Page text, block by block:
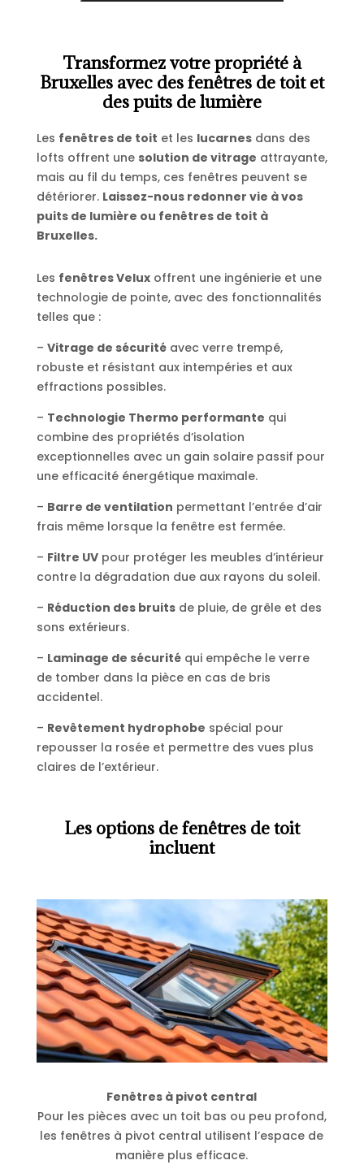
Transformez votre propriété à
Bruxelles avec des fenêtres de toit et
des puits de lumière
Les fenêtres de toit et les lucarnesdans des
lofts offrent une solution de vitrage attrayante,
mais au fil du temps, ces fenêtres peuvent se
détériorer. Laissez-nous redonner vie à vos
puits de lumière ou fenêtres de toit à
Bruxelles.
Les fenêtres Veluxoffrent une ingénierie et une
technologie de pointe, avec des fonctionnalités
telles que :
– Vitrage de sécuritéavec verre trempé,
robuste et résistant aux intempéries et aux
effractions possibles.
– Technologie Thermo performante qui
combine des propriétés d’isolation
exceptionnelles avec un gain solaire passif pour
une efficacité énergétique maximale.
– Barre de ventilation permettant l’entrée d’air
frais même lorsque la fenêtre est fermée.
– Filtre UVpour protéger les meubles d’intérieur
contre la dégradation due aux rayons du soleil.
– Réduction des bruitsde pluie, de grêle et des
sons extérieurs.
– Laminage de sécuritéqui empêche le verre
de tomber dans la pièce en cas de bris
accidentel.
– Revêtement hydrophobe spécial pour
repousser la rosée et permettre des vues plus
claires de l’extérieur.
Les options de fenêtres de toit
incluent
Fenêtres à pivot central
Pour les pièces avec un toit bas ou peu profond,
les fenêtres à pivot central utilisent l’espace de
manière plus efficace.